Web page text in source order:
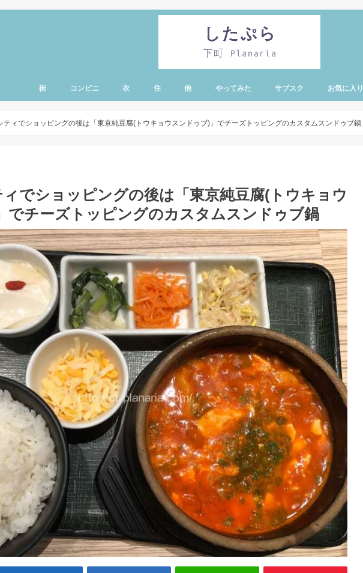
街
町・両国エリア
コンビニ 衣 住 他 やってみた サブスク お気に入り
ティでショッピングの後は「東京純豆腐(トウキョウスンドゥブ)」でチーズトッピングのカスタムスンドゥブ鍋
でショッピングの後は「東京純豆腐(トウキョウ
でチーズトッピングのカスタムスンドゥブ鍋